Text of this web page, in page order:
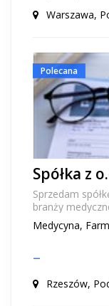
Warszawa,
Polecana
Sprzedam
branży
Przedmiotem
wpisana...
Medycyna,
–
Rzeszów,